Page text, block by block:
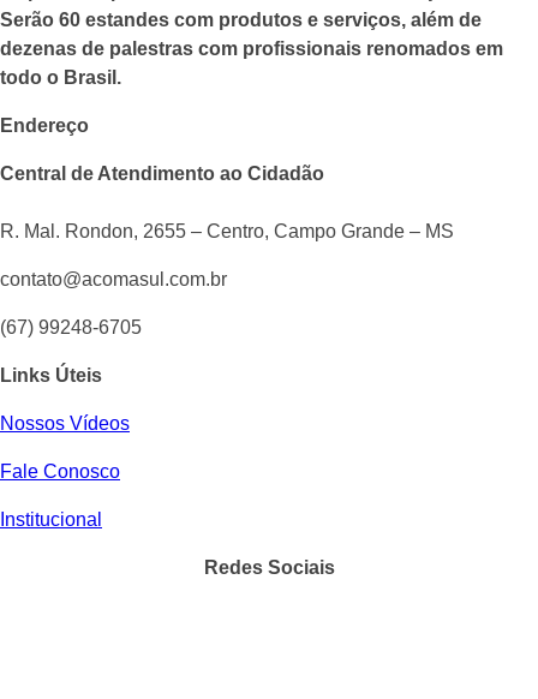
Serão 60 estandes com produtos e serviços, além de
dezenas de palestras com profissionais renomados em
todo o Brasil.
Endereço
Central de Atendimento ao Cidadão
R. Mal. Rondon, 2655 – Centro, Campo Grande – MS
contato@acomasul.com.br
(67) 99248-6705
Links Úteis
Nossos Vídeos
Fale Conosco
Institucional
Redes Sociais